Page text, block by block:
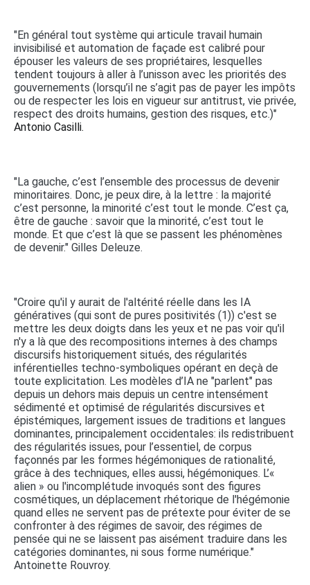
"En général tout système qui articule travail humain
invisibilisé et automation de façade est calibré pour
épouser les valeurs de ses propriétaires, lesquelles
tendent toujours à aller à l’unisson avec les priorités des
gouvernements (lorsqu’il ne s’agit pas de payer les impôts
ou de respecter les lois en vigueur sur antitrust, vie privée,
respect des droits humains, gestion des risques, etc.)"
Antonio Casilli.
"La gauche, c’est l’ensemble des processus de devenir
minoritaires. Donc, je peux dire, à la lettre : la majorité
c’est personne, la minorité c’est tout le monde. C’est ça,
être de gauche : savoir que la minorité, c’est tout le
monde. Et que c’est là que se passent les phénomènes
de devenir." Gilles Deleuze.
"Croire qu'il y aurait de l'altérité réelle dans les IA
génératives (qui sont de pures positivités (1)) c'est se
mettre les deux doigts dans les yeux et ne pas voir qu'il
n'y a là que des recompositions internes à des champs
discursifs historiquement situés, des régularités
inférentielles techno-symboliques opérant en deçà de
toute explicitation. Les modèles d’IA ne "parlent" pas
depuis un dehors mais depuis un centre intensément
sédimenté et optimisé de régularités discursives et
épistémiques, largement issues de traditions et langues
dominantes, principalement occidentales: ils redistribuent
des régularités issues, pour l’essentiel, de corpus
façonnés par les formes hégémoniques de rationalité,
grâce à des techniques, elles aussi, hégémoniques. L’«
alien » ou l'incomplétude invoqués sont des figures
cosmétiques, un déplacement rhétorique de l'hégémonie
quand elles ne servent pas de prétexte pour éviter de se
confronter à des régimes de savoir, des régimes de
pensée qui ne se laissent pas aisément traduire dans les
catégories dominantes, ni sous forme numérique."
Antoinette Rouvroy.